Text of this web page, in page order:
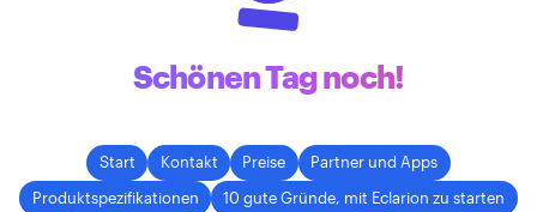
Schönen Tag noch!
Start Kontakt Preise
Partner und Apps
Produktspezifikationen
10 gute Gründe, mit Eclarion zu starten